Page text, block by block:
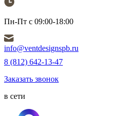
Пн-Пт с 09:00-18:00
info@ventdesignspb.ru
8 (812) 642-13-47
Заказать звонок
в сети